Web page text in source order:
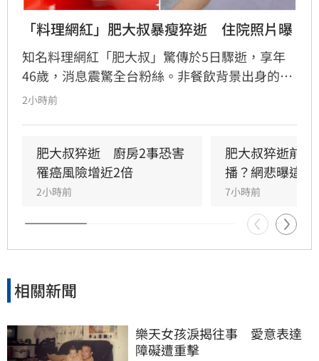
「料理網紅」肥大叔暴瘦猝逝　住院照片曝
知名料理網紅「肥大叔」驚傳於5日驟逝，享年
46歲，消息震驚全台粉絲。非餐飲背景出身的
他，憑藉親切教學與拚勁，將直播事業經營得有
陷，狀態顯得相當疲憊。肥大叔自2021年起頻傳
健康警訊，雖曾於2022年住院開刀，但出院後仍
堅持返回工作崗位，直到最後一刻仍心繫直播。
對於肥大叔的確切死因，家屬目前尚未對外說
明。
2小時前
肥大叔猝逝　廚房2事恐害
罹癌風險增近2倍
2小時前
肥大叔猝逝前
播？網悲曝這原
7小時前
相關新聞
樂天女孩淚揭往事　愛意表達
障礙遭重擊